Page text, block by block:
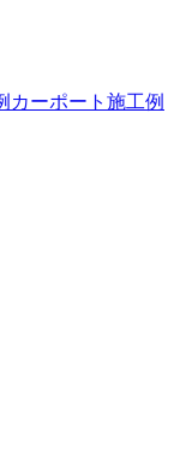
カーポート施工例